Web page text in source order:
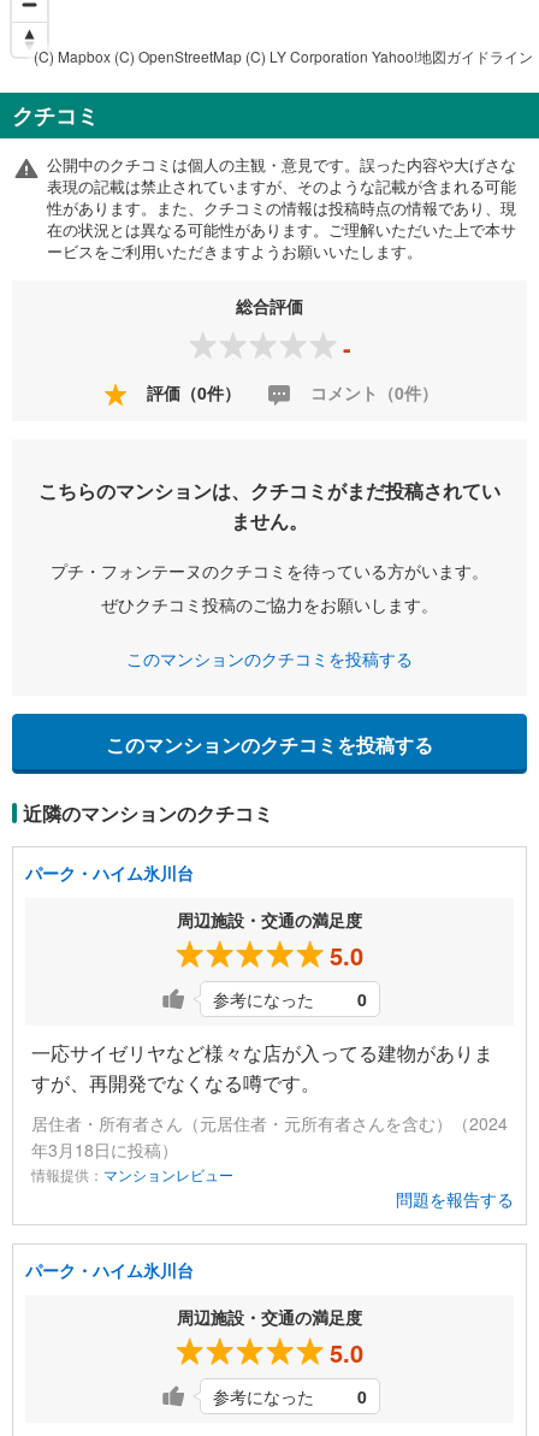
(C) Mapbox (C) OpenStreetMap (C) LY Corporation Yahoo!地図ガイドライン
クチコミ
公開中のクチコミは個人の主観・意見です。誤った内容や大げさな
表現の記載は禁止されていますが、そのような記載が含まれる可能
性があります。また、クチコミの情報は投稿時点の情報であり、現
在の状況とは異なる可能性があります。ご理解いただいた上で本サ
ービスをご利用いただきますようお願いいたします。
総合評価
-
評価（0件） コメント（0件）
こちらのマンションは、クチコミがまだ投稿されてい
ません。
プチ・フォンテーヌのクチコミを待っている方がいます。
ぜひクチコミ投稿のご協力をお願いします。
このマンションのクチコミを投稿する
このマンションのクチコミを投稿する
近隣のマンションのクチコミ
パーク・ハイム氷川台
周辺施設・交通の満足度
5.0
参考になった 0
一応サイゼリヤなど様々な店が入ってる建物がありま
すが、再開発でなくなる噂です。
居住者・所有者さん（元居住者・元所有者さんを含む）（2024
年3月18日に投稿）
情報提供： マンションレビュー
問題を報告する
パーク・ハイム氷川台
周辺施設・交通の満足度
5.0
参考になった 0